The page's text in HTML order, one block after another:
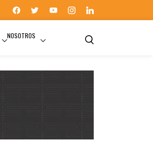
NOSOTROS